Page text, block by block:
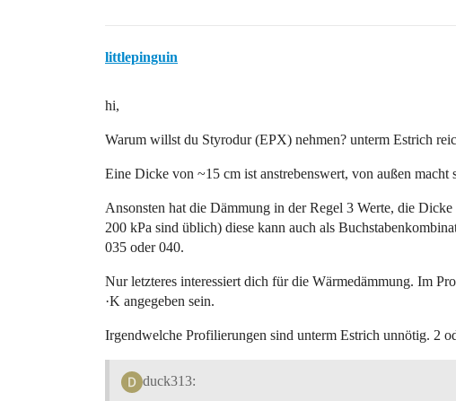
littlepinguin
hi,
Warum willst du Styrodur (EPX) nehmen? unterm Estrich
Eine Dicke von ~15 cm ist anstrebenswert, von außen macht
Ansonsten hat die Dämmung in der Regel 3 Werte, die
200 kPa sind üblich) diese kann auch als
035 oder 040.
Nur letzteres interessiert dich für die Wärmedämmung. Im
·K angegeben sein.
Irgendwelche Profilierungen sind unterm Estrich unnötig. 2
duck313: